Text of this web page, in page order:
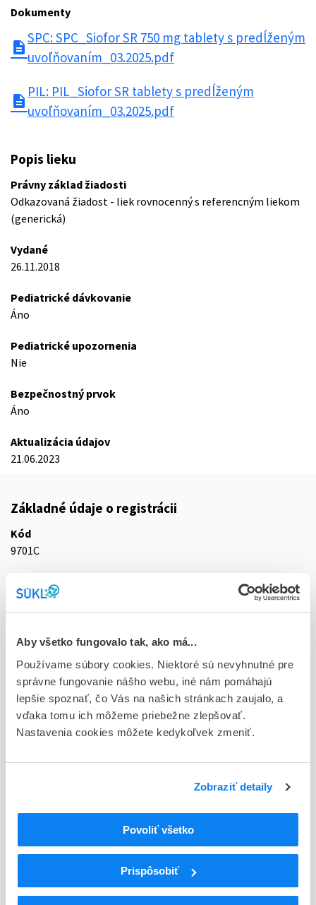
Aby všetko fungovalo tak, ako má...
Používame súbory cookies. Niektoré sú nevyhnutné pre
správne fungovanie nášho webu, iné nám pomáhajú
lepšie spoznať, čo Vás na našich stránkach zaujalo, a
vďaka tomu ich môžeme priebežne zlepšovať.
Nastavenia cookies môžete kedykoľvek zmeniť.
Zobraziť detaily
Povoliť všetko
Prispôsobiť
Dokumenty
description
SPC: SPC_Siofor SR 750 mg tablety s predĺženým
uvoľňovaním_03.2025.pdf
description
PIL: PIL_Siofor SR tablety s predĺženým
uvoľňovaním_03.2025.pdf
Popis lieku
Právny základ žiadosti
Odkazovaná žiadost - liek rovnocenný s referencným liekom
(generická)
Vydané
26.11.2018
Pediatrické dávkovanie
Áno
Pediatrické upozornenia
Nie
Bezpečnostný prvok
Áno
Aktualizácia údajov
21.06.2023
Základné údaje o registrácii
Kód
9701C
Registračné číslo
18/0373/18-S
tbl plg 60x750 mg (blis.Al/PVC)
Stav
D - Registrácia bez obmedzenia platnosti
Typ registračnej procedúry
TRÁVIACI TRAKT A METABOLIZMUS